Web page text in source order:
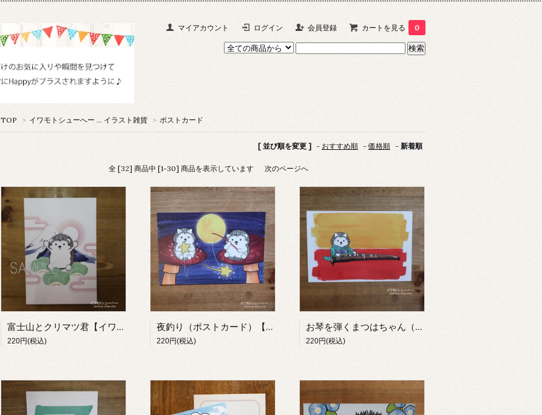
マイアカウント ログイン 会員登録 カートを見る 0
TOP > イワモトシューへー … イラスト雑貨 > ポストカード
[ 並び順を変更 ] - おすすめ順 -価格順 - 新着順
全 [32] 商品中 [1-30] 商品を表示しています 次のページへ
富士山とクリマツ君【イワモトシューヘー】
220円(税込)
夜釣り（ポストカード）【イワモトシューヘー】
220円(税込)
お琴を弾くまつはちゃん（ポストカード）【イワモトシューヘー】
220円(税込)